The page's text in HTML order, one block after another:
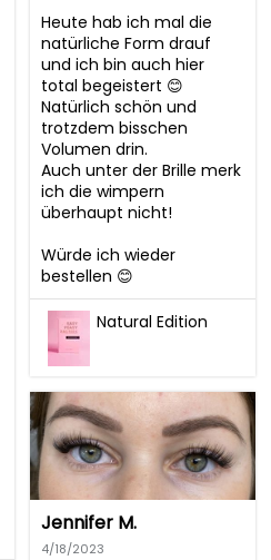
Heute hab ich mal die
natürliche Form drauf
und ich bin auch hier
total begeistert 😊
Natürlich schön und
trotzdem bisschen
Volumen drin.
Auch unter der Brille merk
ich die wimpern
überhaupt nicht!
Würde ich wieder
bestellen 😊
Natural Edition
Jennifer M.
4/18/2023